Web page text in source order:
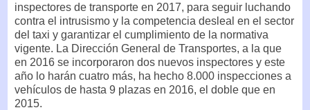
inspectores de transporte en 2017, para seguir luchando
contra el intrusismo y la competencia desleal en el sector
del taxi y garantizar el cumplimiento de la normativa
vigente. La Dirección General de Transportes, a la que
en 2016 se incorporaron dos nuevos inspectores y este
año lo harán cuatro más, ha hecho 8.000 inspecciones a
vehículos de hasta 9 plazas en 2016, el doble que en
2015.